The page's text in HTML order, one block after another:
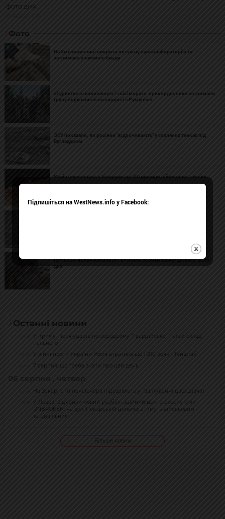
фото дня
Фото
На Хмельниччині викрито потужну нарколабораторію та
затримано учасників банди
«Туристи» в шльопанцях і «кікіморах»: прикордонники затримали
групу порушників на кордоні з Румунією
ЗСУ показали, як росіяни "відпочивають" у спалених танках під
Вугледаром
Росія перекинула в Білорусь ще 50 одиниць військової техніки
Путінські вояки напилися і втопили бронемашину десанту: фото
дня
Останні новини
У Криму після ударів по аеродрому "Гвардійське" палає склад
пального
У війні проти України Росія втратила ще 1 210 вояк – Генштаб
7 серпня: що треба знати про цей день
06 серпня , четвер
На Закарпатті пенсіонера підозрюють у ґвалтуванні двох дівчат
У Львові відкрили новий реабілітаційний центр екосистеми
UNBROKEN: на вул. Пекарській допомагатимуть військовим
та цивільним
Більше новин
Підпишіться на WestNews.info у Facebook: